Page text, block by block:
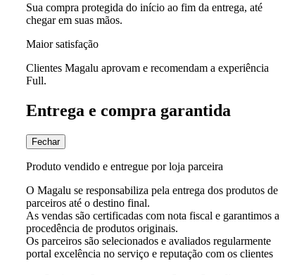
Sua compra protegida do início ao fim da entrega, até
chegar em suas mãos.
Maior satisfação
Clientes Magalu aprovam e recomendam a experiência
Full.
Entrega e compra garantida
Fechar
Produto vendido e entregue por loja parceira
O Magalu se responsabiliza pela entrega dos produtos de
parceiros até o destino final.
As vendas são certificadas com nota fiscal e garantimos a
procedência de produtos originais.
Os parceiros são selecionados e avaliados regularmente
portal excelência no serviço e reputação com os clientes